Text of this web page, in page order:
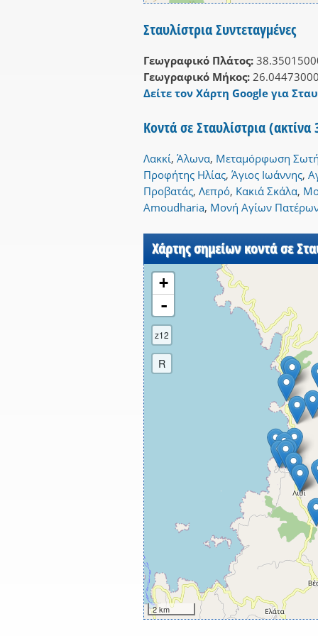
Σταυλίστρια Συντεταγμένες
Γεωγραφικό Πλάτος:
Γεωγραφικό Μήκος:
Δείτε τον Χάρτη Google για
Κοντά σε Σταυλίστρια (ακτίνα
Λακκί, Άλωνα, Μεταμóρφωση
Προφήτης Ηλίας, Άγιος Ιωάννης,
Προβατάς, Λεπρό, Κακιά Σκάλα,
Amoudharia, Μονή Αγίων
Χάρτης σημείων κοντά σε
+
-
z12
R
2 km